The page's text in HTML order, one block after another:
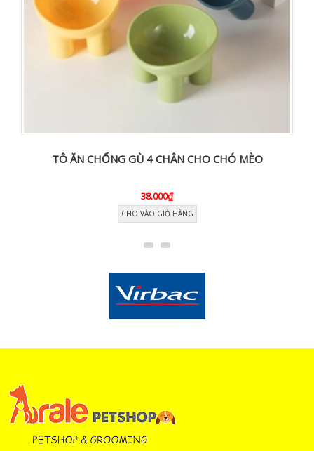
TÔ ĂN CHỐNG GÙ 4 CHÂN CHO CHÓ MÈO
38.000₫
CHO VÀO GIỎ HÀNG